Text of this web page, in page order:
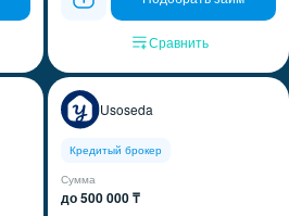
Сравнить
Usoseda
Кредитый брокер
Сумма
до 500 000 ₸